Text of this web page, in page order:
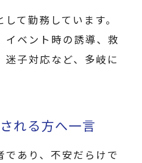
て勤務しています。
ベント時の誘導、救
子対応など、多岐に
れる方へ一言
あり、不安だらけで